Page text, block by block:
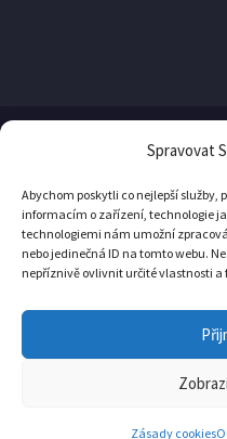
Spravovat
Abychom poskytli co nejlepší
informacím o zařízení, technologie
technologiemi nám umožní
nebo jedinečná ID na tomto webu.
nepříznivě ovlivnit určité vlastnosti a
Zásady cookies